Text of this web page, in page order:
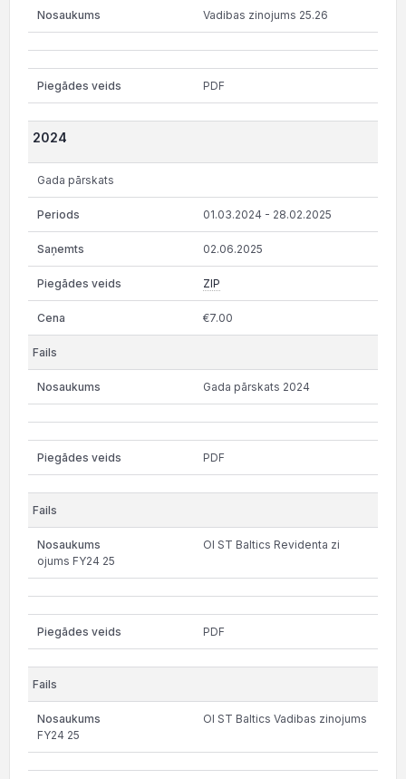
Vadibas zinojums 25.26
PDF
2024
Gada pārskats
01.03.2024 - 28.02.2025
02.06.2025
ZIP
€7.00
Gada pārskats 2024
PDF
OI ST Baltics Revidenta zi
ojums FY24 25
PDF
OI ST Baltics Vadibas zinojums
FY24 25